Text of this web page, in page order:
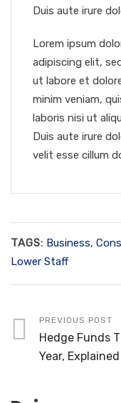
Duis aute irure
Lorem ipsum
adipiscing elit,
ut labore et
minim veniam,
laboris nisi ut
Duis aute irure
velit esse cillum
TAGS: Business,
Lower Staff
PREVIOUS POST
Hedge Funds
Year, Explained